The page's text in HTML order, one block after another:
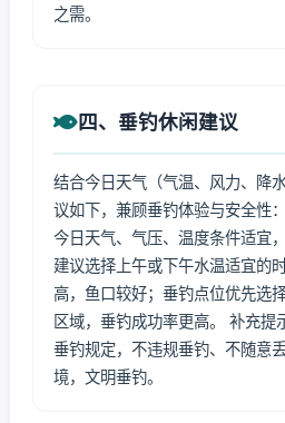
之需。
四、垂钓休闲建议
结合今日天气（气温、风力、降
议如下，兼顾垂钓体验与安全性：
今日天气、气压、温度条件适宜
建议选择上午或下午水温适宜的
高，鱼口较好；垂钓点位优先选
区域，垂钓成功率更高。 补充提
垂钓规定，不违规垂钓、不随意
境，文明垂钓。